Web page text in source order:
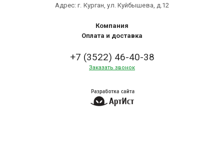
Адрес: г. Курган, ул. Куйбышева, д.12
Компания
Оплата и доставка
+7 (3522) 46-40-38
Заказать звонок